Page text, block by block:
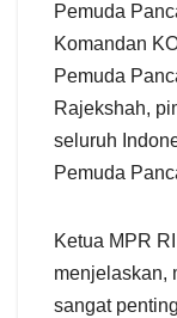
Pemuda
Komandan
Pemuda
Rajekshah,
seluruh
Pemuda
Ketua MPR
menjelaskan,
sangat